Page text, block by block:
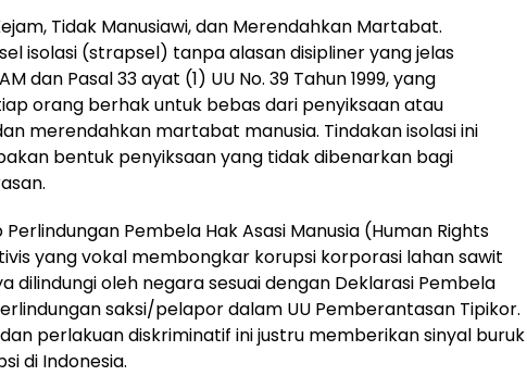
Tidak Manusiawi, dan Merendahkan Martabat.
isolasi (strapsel) tanpa alasan disipliner yang jelas
dan Pasal 33 ayat (1) UU No. 39 Tahun 1999, yang
orang berhak untuk bebas dari penyiksaan atau
merendahkan martabat manusia. Tindakan isolasi ini
bentuk penyiksaan yang tidak dibenarkan bagi
Pembela Hak Asasi Manusia (Human Rights
yang vokal membongkar korupsi korporasi lahan sawit
dilindungi oleh negara sesuai dengan Deklarasi Pembela
saksi/pelapor dalam UU Pemberantasan Tipikor.
dan perlakuan diskriminatif ini justru memberikan sinyal buruk
di Indonesia.